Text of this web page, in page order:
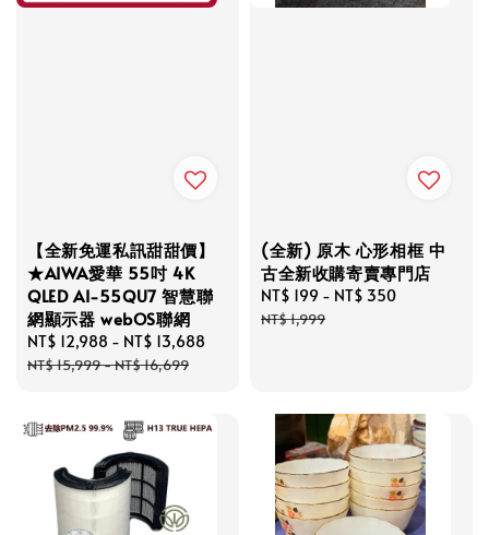
【全新免運私訊甜甜價】
★AIWA愛華 55吋 4K
QLED AI-55QU7 智慧聯
網顯示器 webOS聯網
Sale
price
NT$ 12,988 - NT$ 13,688
NT$ 15,999-NT$ 16,699
(全新) 原木 心形相框 中
古全新收購寄賣專門店
Sale
price
NT$ 199 - NT$ 350
NT$ 1,999